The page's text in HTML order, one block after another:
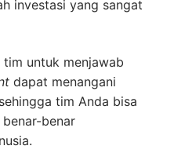
investasi yang sangat
untuk menjawab
dapat menangani
tim Anda bisa
benar